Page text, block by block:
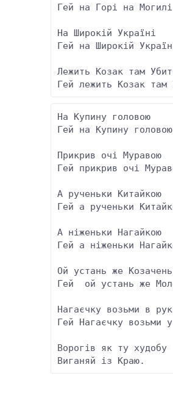
Гей на Горі на Могилі
На Широкій Україні
Гей на Широкій
Лежить Козак там
Гей лежить Козак там
На Купину головою
Гей на Купину головою
Прикрив очі Муравою
Гей прикрив очі
А рученьки Китайкою
Гей а рученьки
А ніженьки Нагайкою
Гей а ніженьки
Ой устань же
Гей  ой устань же
Нагаєчку возьми в
Гей Нагаєчку возьми
Ворогів як ту худобу
Виганяй із Краю.